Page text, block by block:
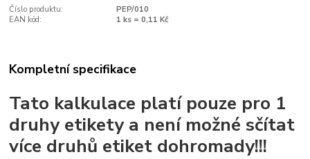
Číslo produktu:
PEP/010
EAN kód:
1 ks = 0,11 Kč
Kompletní specifikace
Tato kalkulace platí pouze pro 1
druhy etikety a není možné sčítat
více druhů etiket dohromady!!!